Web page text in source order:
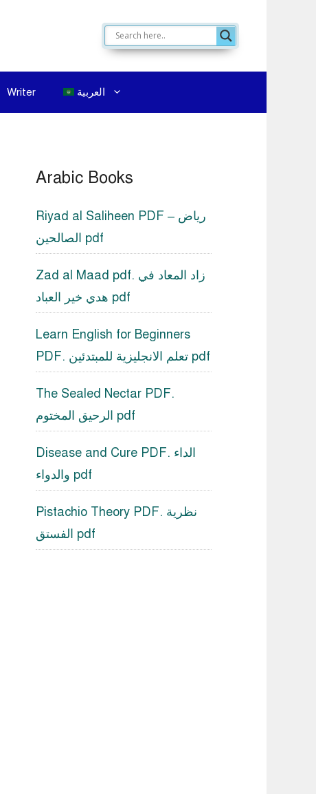
Writer العربية
Arabic Books
Riyad al Saliheen PDF – رياض
الصالحين pdf
Zad al Maad pdf. زاد المعاد في
هدي خير العباد pdf
Learn English for Beginners
PDF. تعلم الانجليزية للمبتدئين pdf
The Sealed Nectar PDF.
الرحيق المختوم pdf
Disease and Cure PDF. الداء
والدواء pdf
Pistachio Theory PDF. نظرية
الفستق pdf